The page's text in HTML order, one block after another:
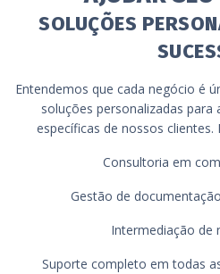
SOLUÇÕES
Entendemos que cada negócio é
soluções personalizadas para
específicas de nossos
Consultoria em
Gestão de
Intermediação de
Suporte completo em todas